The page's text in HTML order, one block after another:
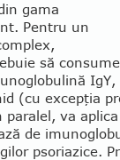
gama
Pentru un
să
IgY,
(cu excepţia
va
de
psoriazice.